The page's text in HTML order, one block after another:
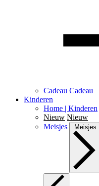
Cadeau Cadeau
Kinderen
Home | Kinderen
Nieuw Nieuw
Meisjes
Meisjes